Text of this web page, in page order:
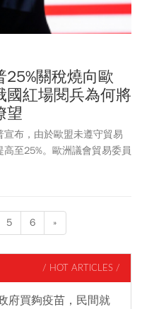
關稅燒向歐
國紅場閱兵為何將
望
布，由於歐盟未遵守貿易
至25%。歐洲議會貿易委員
「不可接受」，此舉顯示美
5 6 »
/ HOT ARTICLES /
府買夠疫苗，民間就